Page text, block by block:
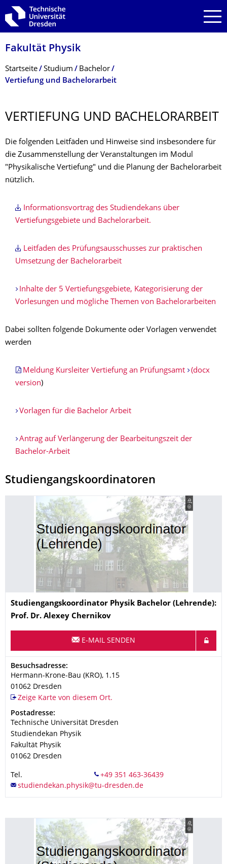
Zur Hauptnavigation springen
Zur Suche springen
Zum Inhalt springen
Fakultät Physik
Breadcrumb-Menü
Startseite Studium
Bachelor
Vertiefung und Bachelorarbeit
VERTIEFUNG UND BACHELORARBEIT
Die folgenden Leitfäden und Hinweise sind insbesondere für
die Zusammenstellung der Veranstaltungen im Modul
"Physikalische Vertiefung" und die Planung der Bachelorarbeit
nützlich.
Informationsvortrag des Studiendekans über
Vertiefungsgebiete und Bachelorarbeit.
Leitfaden des Prüfungsausschusses zur praktischen
Umsetzung der Bachelorarbeit
Inhalte der 5 Vertiefungsgebiete, Kategorisierung der
Vorlesungen und mögliche Themen von Bachelorarbeiten
Dabei sollten folgende Dokumente oder Vorlagen verwendet
werden
Meldung Kursleiter Vertiefung an Prüfungsamt
(docx
version)
Vorlagen für die Bachelor Arbeit
Antrag auf Verlängerung der Bearbeitungszeit der
Bachelor-Arbeit
Studiengangskoordinatoren
© jb
Name
Studiengangskoordinator Physik Bachelor (Lehrende):
Prof. Dr. Alexey Chernikov
E-MAIL SENDEN
Adresse
Besuchsadresse:
Hermann-Krone-Bau (KRO), 1.15
01062 Dresden
Zeige Karte von diesem Ort.
Adresse
Postadresse:
Technische Universität Dresden
Studiendekan Physik
Fakultät Physik
01062 Dresden
Tel.
© jb